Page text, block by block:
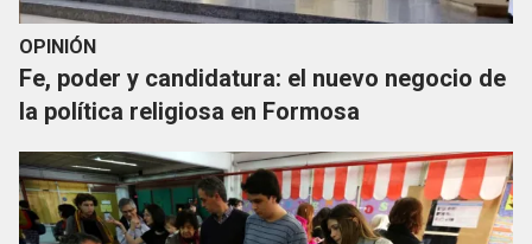
OPINIÓN
Fe, poder y candidatura: el nuevo negocio de
la política religiosa en Formosa